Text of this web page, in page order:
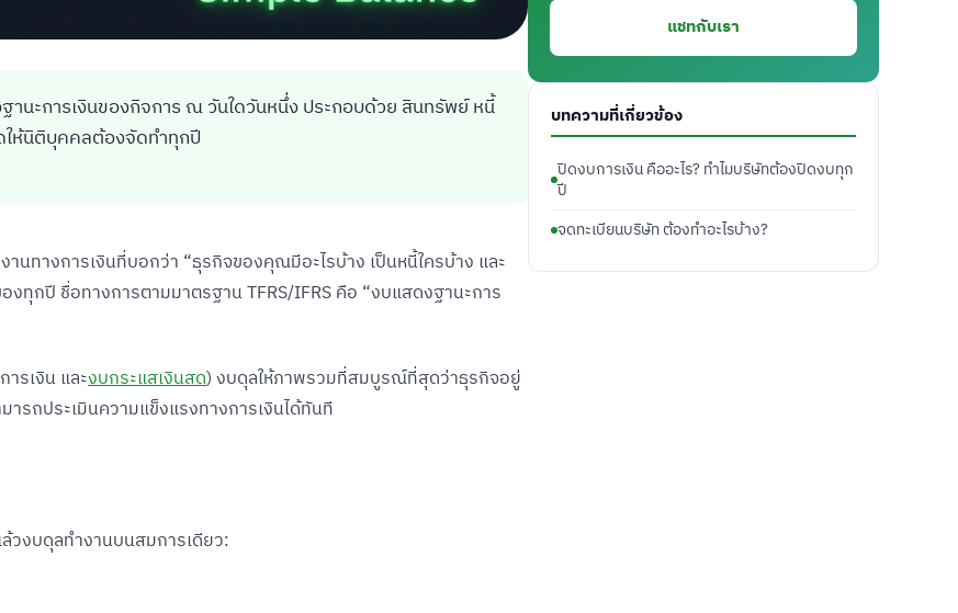
นะการเงินของกิจการ ณ วันใดวันหนึ่ง ประกอบด้วย สินทรัพย์ หนี้
ให้นิติบุคคลต้องจัดทำทุกปี
นทางการเงินที่บอกว่า “ธุรกิจของคุณมีอะไรบ้าง เป็นหนี้ใครบ้าง และ
ทุกปี ชื่อทางการตามมาตรฐาน TFRS/IFRS คือ “งบแสดงฐานะการ
รเงิน และงบกระแสเงินสด) งบดุลให้ภาพรวมที่สมบูรณ์ที่สุดว่าธุรกิจอยู่
รถประเมินความแข็งแรงทางการเงินได้ทันที
วงบดุลทำงานบนสมการเดียว:
แชทกับเรา
บทความที่เกี่ยวข้อง
ปิดงบการเงิน คืออะไร? ทำไมบริษัทต้องปิดงบทุก
ปี
จดทะเบียนบริษัท ต้องทำอะไรบ้าง?